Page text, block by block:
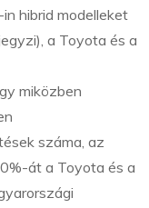
hibrid modelleket
a Toyota és a
miközben
száma, az
át a Toyota és a